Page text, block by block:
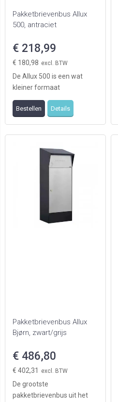
Pakketbrievenbus Allux
500, antraciet
€ 218,99
€ 180,98
De Allux 500 is een wat
kleiner formaat
pakketbrievenbus. Deze
pakketbrievenbus is geschik
Bestellen Details
Pakketbrievenbus Allux
Bjørn, zwart/grijs
€ 486,80
€ 402,31
De grootste
pakketbrievenbus uit het